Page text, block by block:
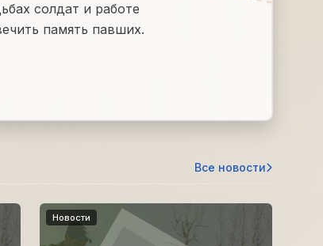
солдат и работе
память павших.
Все новости
Новости